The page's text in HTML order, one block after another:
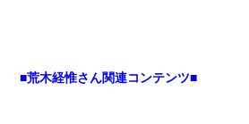
■荒木経惟さん関連コンテンツ■